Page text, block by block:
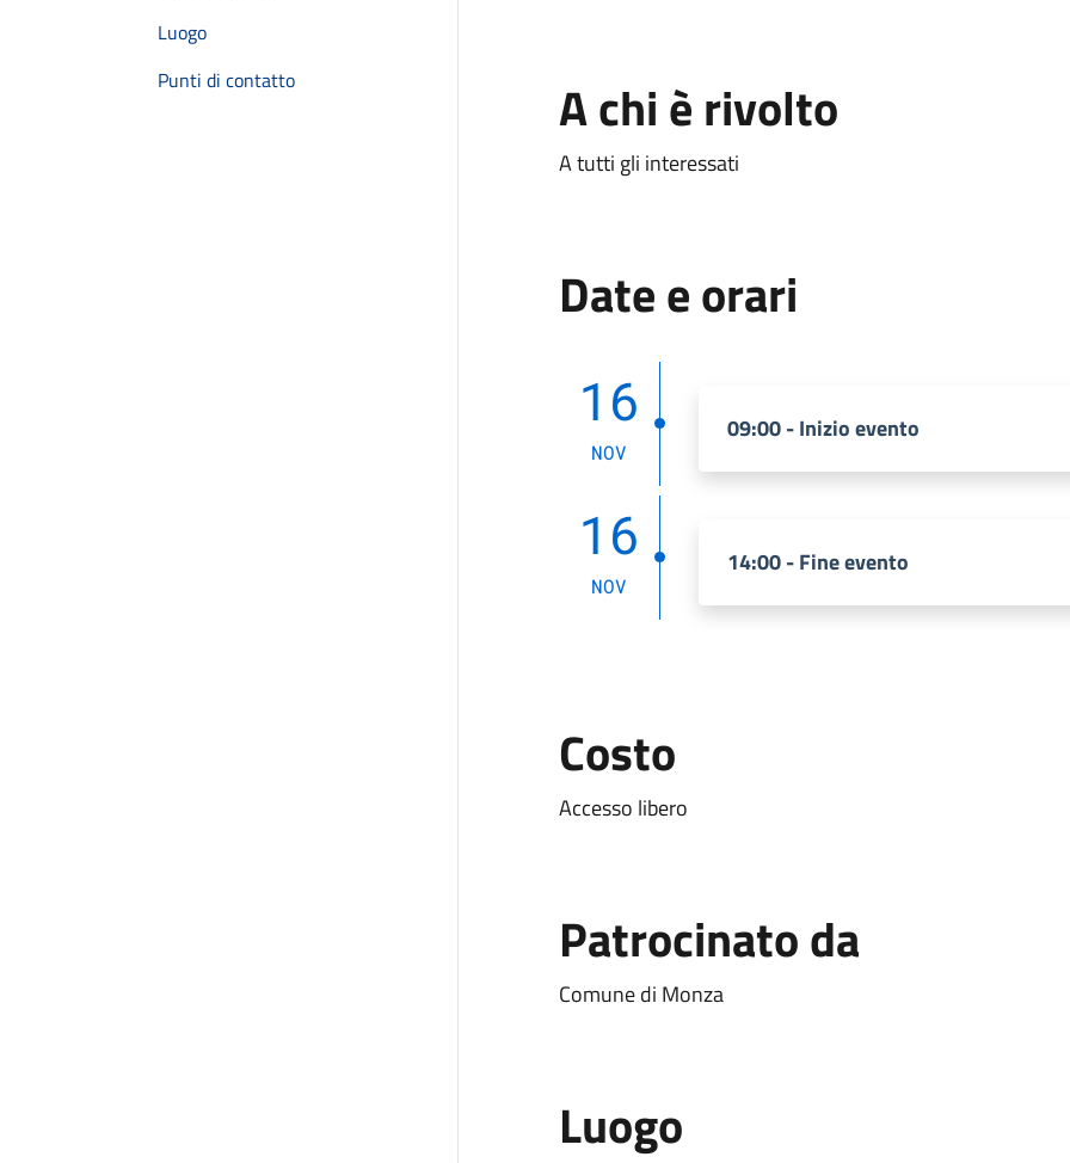
Luogo
Punti di contatto
A chi è rivolto
A tutti gli interessati
Date e orari
16
NOV
09:00 - Inizio evento
16
NOV
14:00 - Fine evento
Costo
Accesso libero
Patrocinato da
Comune di Monza
Luogo